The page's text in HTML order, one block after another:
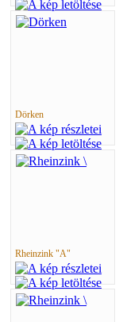
Dörken
Rheinzink "A"